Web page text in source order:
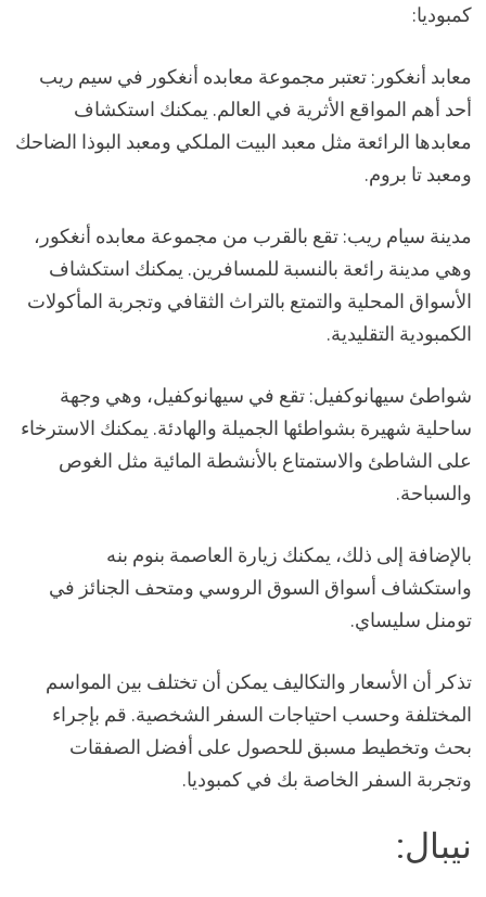
كمبوديا:
معابد أنغكور: تعتبر مجموعة معابده أنغكور في سيم ريب
أحد أهم المواقع الأثرية في العالم. يمكنك استكشاف
معابدها الرائعة مثل معبد البيت الملكي ومعبد البوذا الضاحك
ومعبد تا بروم.
مدينة سيام ريب: تقع بالقرب من مجموعة معابده أنغكور،
وهي مدينة رائعة بالنسبة للمسافرين. يمكنك استكشاف
الأسواق المحلية والتمتع بالتراث الثقافي وتجربة المأكولات
الكمبودية التقليدية.
شواطئ سيهانوكفيل: تقع في سيهانوكفيل، وهي وجهة
ساحلية شهيرة بشواطئها الجميلة والهادئة. يمكنك الاسترخاء
على الشاطئ والاستمتاع بالأنشطة المائية مثل الغوص
والسباحة.
بالإضافة إلى ذلك، يمكنك زيارة العاصمة بنوم بنه
واستكشاف أسواق السوق الروسي ومتحف الجنائز في
تومنل سليساي.
تذكر أن الأسعار والتكاليف يمكن أن تختلف بين المواسم
المختلفة وحسب احتياجات السفر الشخصية. قم بإجراء
بحث وتخطيط مسبق للحصول على أفضل الصفقات
وتجربة السفر الخاصة بك في كمبوديا.
نيبال: